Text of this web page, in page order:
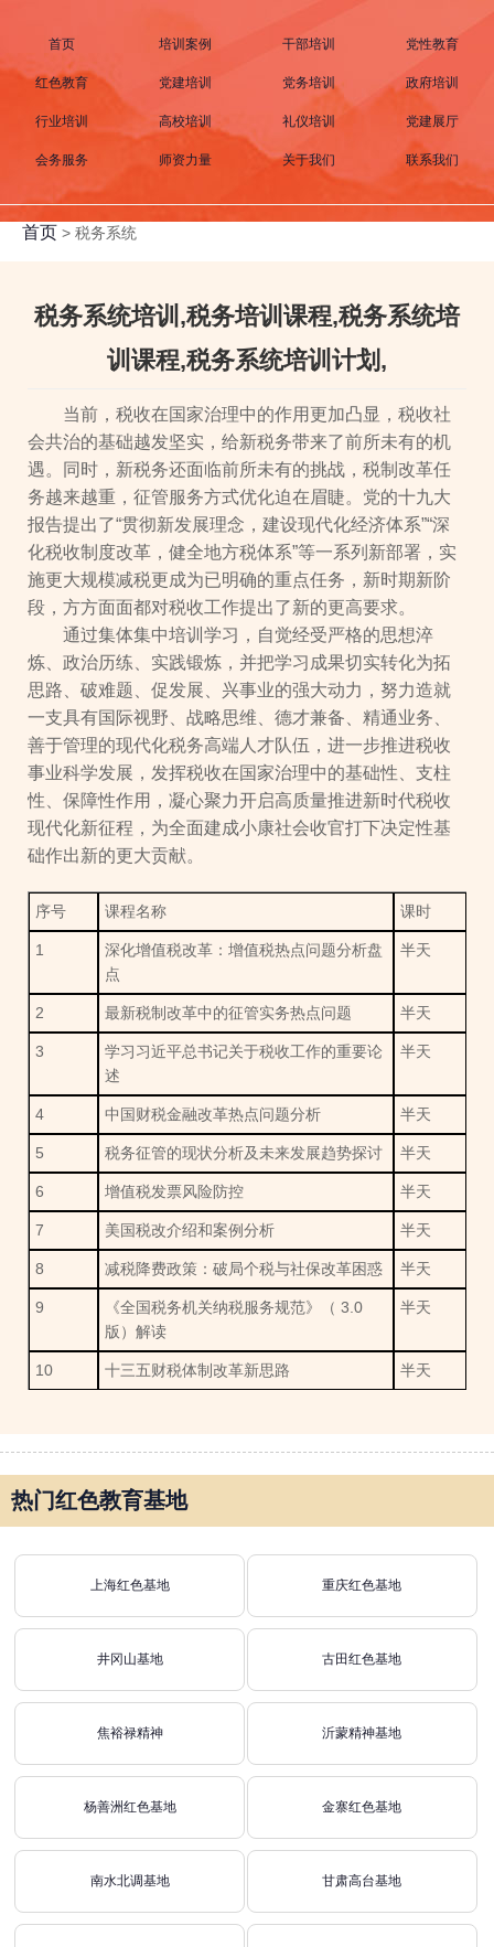
首页 培训案例 干部培训 党性教育
红色教育 党建培训 党务培训 政府培训
行业培训 高校培训 礼仪培训 党建展厅
会务服务 师资力量 关于我们 联系我们
首页 > 税务系统
税务系统培训,税务培训课程,税务系统培
训课程,税务系统培训计划,
当前，税收在国家治理中的作用更加凸显，税收社
会共治的基础越发坚实，给新税务带来了前所未有的机
遇。同时，新税务还面临前所未有的挑战，税制改革任
务越来越重，征管服务方式优化迫在眉睫。党的十九大
报告提出了“贯彻新发展理念，建设现代化经济体系”“深
化税收制度改革，健全地方税体系”等一系列新部署，实
施更大规模减税更成为已明确的重点任务，新时期新阶
段，方方面面都对税收工作提出了新的更高要求。
通过集体集中培训学习，自觉经受严格的思想淬
炼、政治历练、实践锻炼，并把学习成果切实转化为拓
思路、破难题、促发展、兴事业的强大动力，努力造就
一支具有国际视野、战略思维、德才兼备、精通业务、
善于管理的现代化税务高端人才队伍，进一步推进税收
事业科学发展，发挥税收在国家治理中的基础性、支柱
性、保障性作用，凝心聚力开启高质量推进新时代税收
现代化新征程，为全面建成小康社会收官打下决定性基
础作出新的更大贡献。
序号 课程名称 课时
1
深化增值税改革：增值税热点问题分析盘
点
半天
2 最新税制改革中的征管实务热点问题 半天
3
学习习近平总书记关于税收工作的重要论
述
半天
4 中国财税金融改革热点问题分析 半天
5 税务征管的现状分析及未来发展趋势探讨 半天
6 增值税发票风险防控 半天
7 美国税改介绍和案例分析 半天
8 减税降费政策：破局个税与社保改革困惑 半天
9
《全国税务机关纳税服务规范》（ 3.0
版）解读
半天
10 十三五财税体制改革新思路 半天
热门红色教育基地
上海红色基地 重庆红色基地
井冈山基地 古田红色基地
焦裕禄精神 沂蒙精神基地
杨善洲红色基地 金寨红色基地
南水北调基地 甘肃高台基地